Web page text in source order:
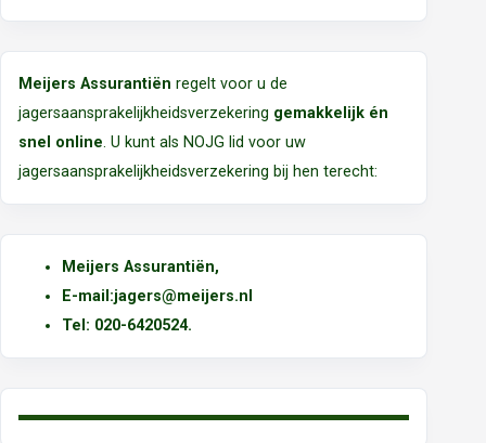
Meijers Assurantiën regelt voor u de
jagersaansprakelijkheidsverzekering gemakkelijk én
snel online. U kunt als NOJG lid voor uw
jagersaansprakelijkheidsverzekering bij hen terecht:
Meijers Assurantiën,
E-mail:jagers@meijers.nl
Tel: 020-6420524.